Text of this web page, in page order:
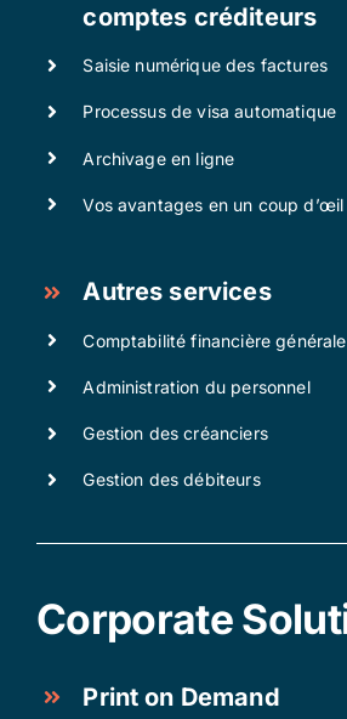
comptes créditeurs
Saisie numérique des factures
Processus de visa automatique
Archivage en ligne
Vos avantages en un coup d’œil
Autres services
Comptabilité financière générale
Administration du personnel
Gestion des créanciers
Gestion des débiteurs
Corporate
Print on Demand